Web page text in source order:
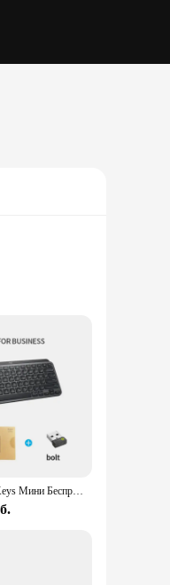
reliable
provide a
and a
and
high-quality,
Logitech Mx Keys Мини Беспроводная Водонепроницаемая Bluetooth-клавиатура 104 клавиши с подсветкой Тонкий Бесшумный Портативный Бизнес-Компьютер Ноутбук